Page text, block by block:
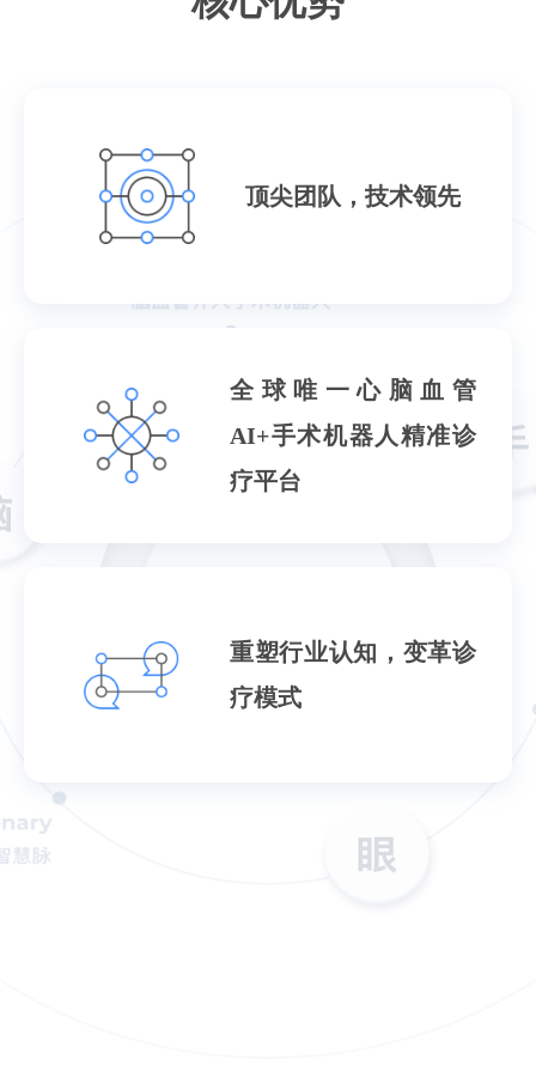
顶尖团队，技术领先
全球唯一心脑血管
AI+手术机器人精准诊
疗平台
重塑行业认知，变革诊
疗模式